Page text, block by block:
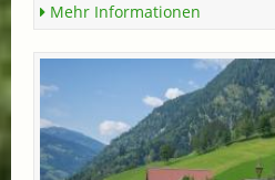
Mehr Informationen